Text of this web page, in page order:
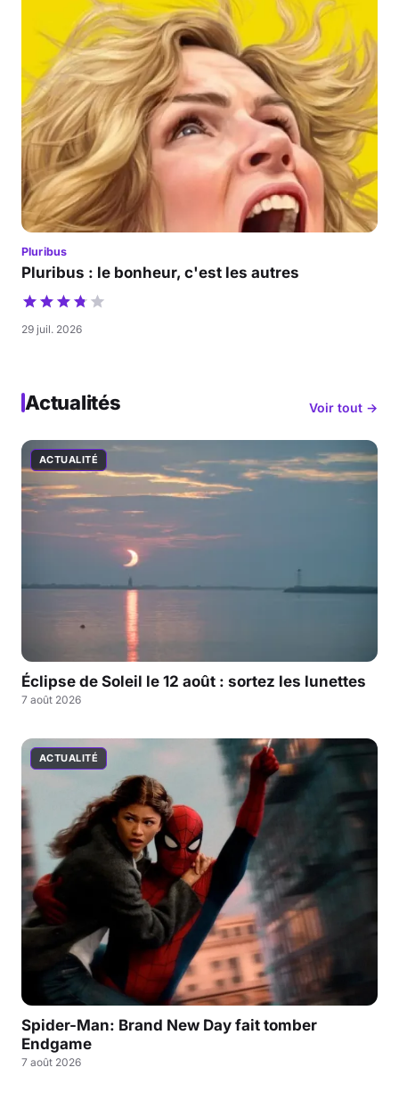
Pluribus
Pluribus : le bonheur, c'est les autres
29 juil. 2026
Actualités Voir tout →
ACTUALITÉ
Éclipse de Soleil le 12 août : sortez les lunettes
7 août 2026
ACTUALITÉ
Spider-Man: Brand New Day fait tomber
Endgame
7 août 2026